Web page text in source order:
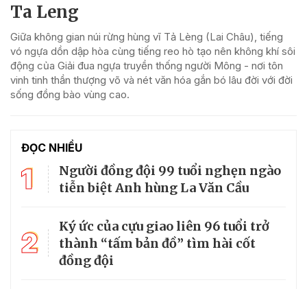
Ta Leng
Giữa không gian núi rừng hùng vĩ Tả Lèng (Lai Châu), tiếng
vó ngựa dồn dập hòa cùng tiếng reo hò tạo nên không khí sôi
động của Giải đua ngựa truyền thống người Mông - nơi tôn
vinh tinh thần thượng võ và nét văn hóa gắn bó lâu đời với đời
sống đồng bào vùng cao.
ĐỌC NHIỀU
1
Người đồng đội 99 tuổi nghẹn ngào
tiễn biệt Anh hùng La Văn Cầu
2
Ký ức của cựu giao liên 96 tuổi trở
thành “tấm bản đồ” tìm hài cốt
đồng đội